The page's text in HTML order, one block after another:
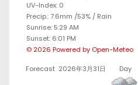
UV-Index: 0
Precip.:7.6mm /53% / Rain
Sunrise: 5:29 AM
Sunset: 6:01 PM
© 2026 Powered by Open-Meteo
Forecast 2026年3月31日 Day